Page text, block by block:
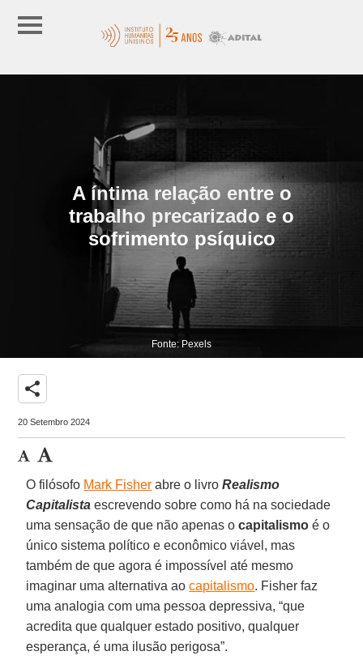
A íntima relação entre o
trabalho precarizado e o
sofrimento psíquico
Fonte: Pexels
share
20 Setembro 2024
O filósofo Mark Fisher abre o livroRealismo
Capitalista escrevendo sobre como há na sociedade
uma sensação de que não apenas ocapitalismo é o
único sistema político e econômico viável, mas
também de que agora é impossível até mesmo
imaginar uma alternativa aocapitalismo. Fisher faz
uma analogia com uma pessoa depressiva, “que
acredita que qualquer estado positivo, qualquer
esperança, é uma ilusão perigosa”.